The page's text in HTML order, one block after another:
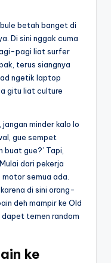
betah banget di
Di sini nggak cuma
pagi liat surfer
terus siangnya
ngetik laptop
gitu liat culture
minder kalo lo
gue sempet
gue?’ Tapi,
dari pekerja
semua ada.
di sini orang-
deh mampir ke Old
dapet temen random
ke